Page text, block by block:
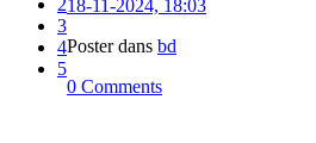
2
3
4
5
18-11-2024, 18:03
Poster dans bd
0 Comments